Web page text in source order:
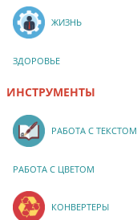
ЖИЗНЬ
ЗДОРОВЬЕ
ИНСТРУМЕНТЫ
РАБОТА С ТЕКСТОМ
РАБОТА С ЦВЕТОМ
КОНВЕРТЕРЫ